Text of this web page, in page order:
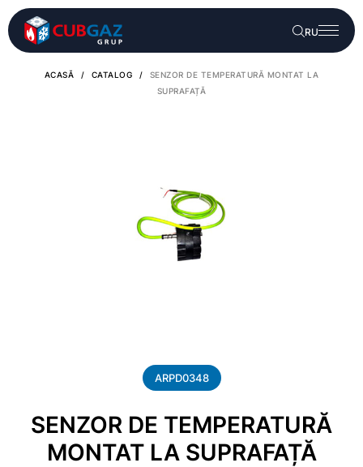
RU
ACASĂ / CATALOG /
SENZOR DE TEMPERATURĂ MONTAT LA
SUPRAFAȚĂ
ARPD0348
SENZOR DE TEMPERATURĂ
MONTAT LA SUPRAFAȚĂ